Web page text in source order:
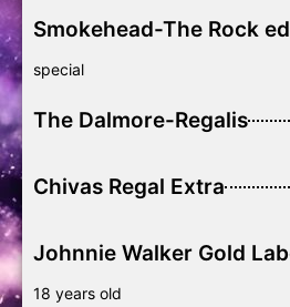
Smokehead-The Rock
special
The Dalmore-Regalis
Chivas Regal Extra
Johnnie Walker Gold
18 years old